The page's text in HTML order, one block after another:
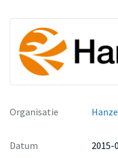
Organisatie Hanze
Datum
2015-